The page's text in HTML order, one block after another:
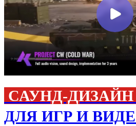
САУНД-ДИЗАЙН
ДЛЯ ИГР И